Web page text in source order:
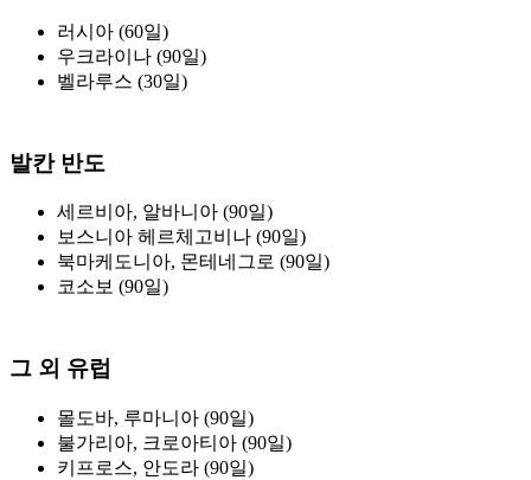
러시아 (60일)
우크라이나 (90일)
벨라루스 (30일)
발칸 반도
세르비아, 알바니아 (90일)
보스니아 헤르체고비나 (90일)
북마케도니아, 몬테네그로 (90일)
코소보 (90일)
그 외 유럽
몰도바, 루마니아 (90일)
불가리아, 크로아티아 (90일)
키프로스, 안도라 (90일)